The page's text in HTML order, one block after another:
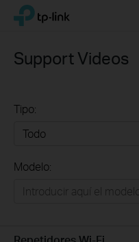
Click
navigation
TP-Link, Reliably Smart
Support Videos
Tipo:
Empresas
Modelo: